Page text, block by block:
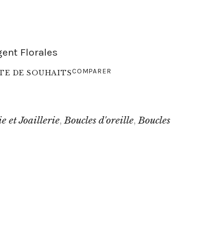
Florales
DE SOUHAITSCOMPARER
et Joaillerie,Boucles d'oreille,Boucles